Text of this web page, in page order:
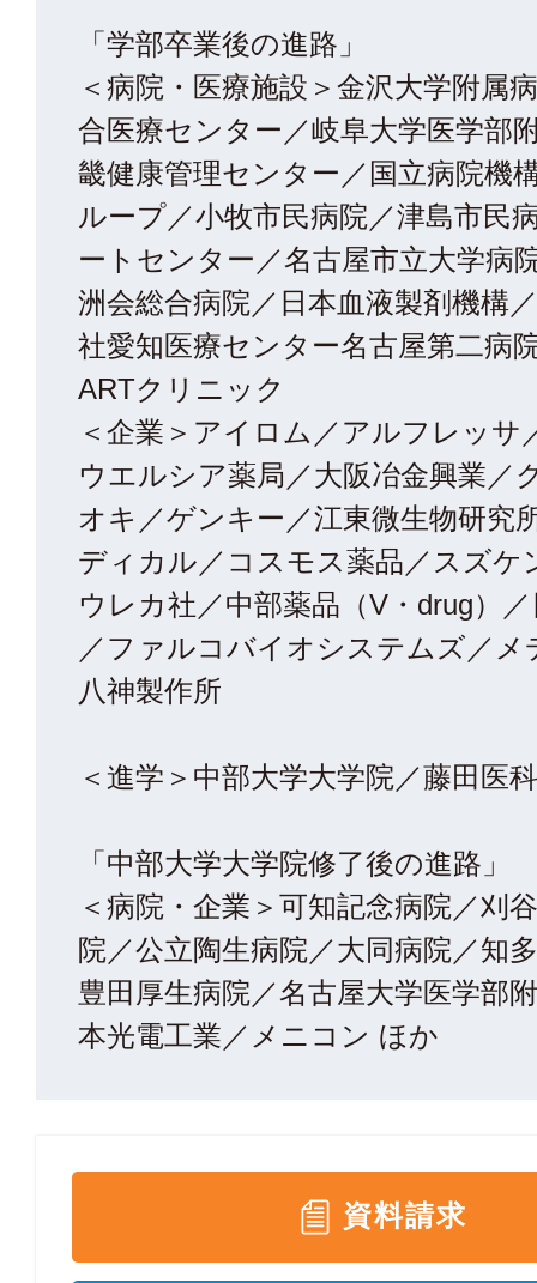
「学部卒業後の進路」
＜病院・医療施設＞金沢大学附属
合医療センター／岐阜大学医学部
畿健康管理センター／国立病院機
ループ／小牧市民病院／津島市民
ートセンター／名古屋市立大学病
洲会総合病院／日本血液製剤機構
社愛知医療センター名古屋第二病
ARTクリニック
＜企業＞アイロム／アルフレッサ
ウエルシア薬局／大阪冶金興業／
オキ／ゲンキー／江東微生物研究
ディカル／コスモス薬品／スズケ
ウレカ社／中部薬品（V・drug）
／ファルコバイオシステムズ／メ
八神製作所
＜進学＞中部大学大学院／藤田医
「中部大学大学院修了後の進路」
＜病院・企業＞可知記念病院／刈
院／公立陶生病院／大同病院／知
豊田厚生病院／名古屋大学医学部
本光電工業／メニコン ほか
資料請求